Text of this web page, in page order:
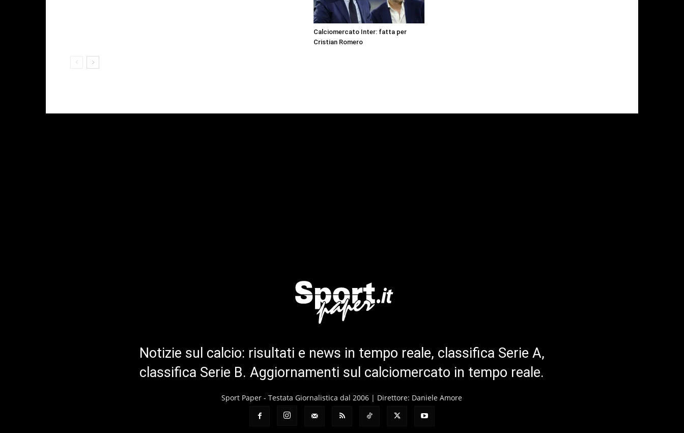
Calciomercato Inter: fatta per
Cristian Romero
Notizie sul calcio: risultati e news in tempo reale, classifica Serie A,
classifica Serie B. Aggiornamenti sul calciomercato in tempo reale.
Sport Paper - Testata Giornalistica dal 2006 | Direttore: Daniele Amore